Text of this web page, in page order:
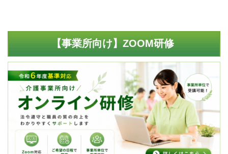
【事業所向け】ZOOM研修